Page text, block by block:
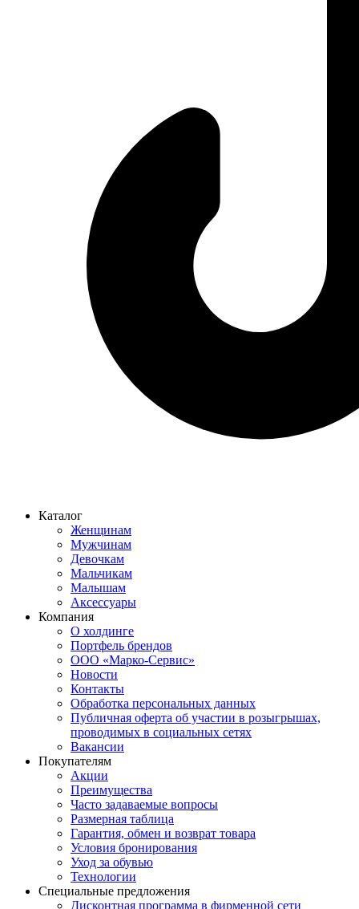
Каталог
Женщинам
Мужчинам
Девочкам
Мальчикам
Малышам
Аксессуары
Компания
О холдинге
Портфель брендов
ООО «Марко-Сервис»
Новости
Контакты
Обработка персональных данных
Публичная оферта об участии в розыгрышах,
проводимых в социальных сетях
Вакансии
Покупателям
Акции
Преимущества
Часто задаваемые вопросы
Размерная таблица
Гарантия, обмен и возврат товара
Условия бронирования
Уход за обувью
Технологии
Специальные предложения
Дисконтная программа в фирменной сети